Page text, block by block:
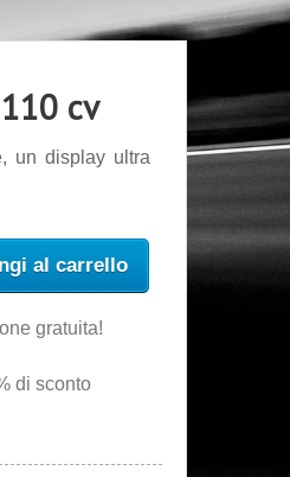
cv
un display ultra
al carrello
gratuita!
di sconto